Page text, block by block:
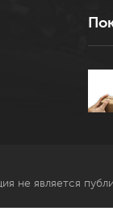
не является